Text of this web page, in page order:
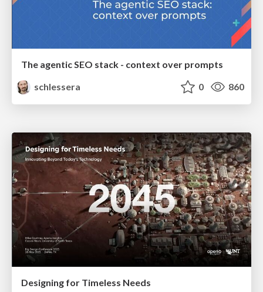
The agentic SEO stack - context over prompts
schlessera
0 860
Designing for Timeless Needs